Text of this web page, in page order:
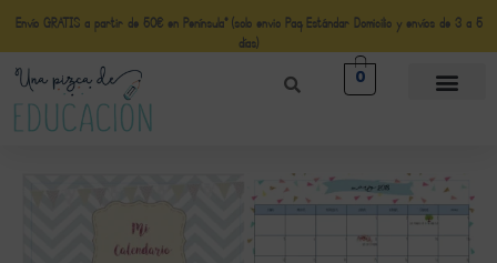
Envío GRATIS a partir de 50€ en Península* (solo envio Paq Estándar Domicilio y envíos de 3 a 5
días)
0